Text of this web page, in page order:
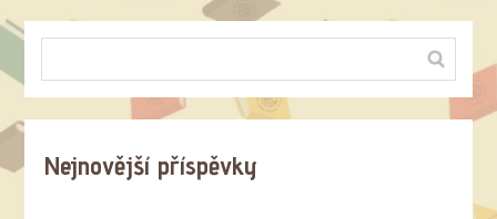
Nejnovější příspěvky